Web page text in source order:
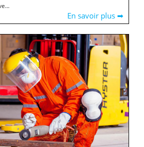
En savoir plus ➡